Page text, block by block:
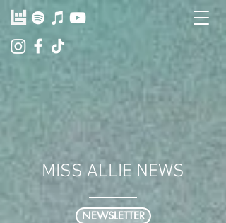
MISS ALLIE NEWS
NEWSLETTER